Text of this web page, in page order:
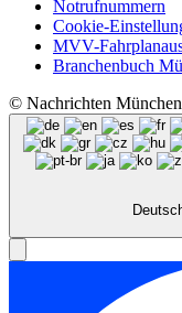
Notrufnummern
Cookie-
MVV-
Branchenbuch
© Nachrichten